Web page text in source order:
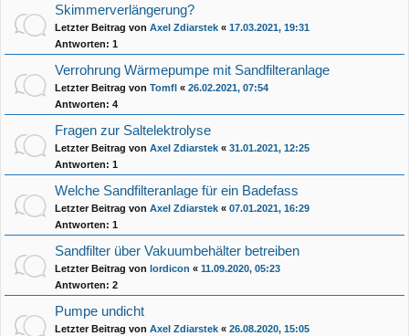
Skimmerverlängerung?
Letzter Beitrag von Axel Zdiarstek « 17.03.2021, 19:31
Antworten: 1
Verrohrung Wärmepumpe mit Sandfilteranlage
Letzter Beitrag von Tomfl « 26.02.2021, 07:54
Antworten: 4
Fragen zur Saltelektrolyse
Letzter Beitrag von Axel Zdiarstek « 31.01.2021, 12:25
Antworten: 1
Welche Sandfilteranlage für ein Badefass
Letzter Beitrag von Axel Zdiarstek « 07.01.2021, 16:29
Antworten: 1
Sandfilter über Vakuumbehälter betreiben
Letzter Beitrag von lordicon « 11.09.2020, 05:23
Antworten: 2
Pumpe undicht
Letzter Beitrag von Axel Zdiarstek « 26.08.2020, 15:05